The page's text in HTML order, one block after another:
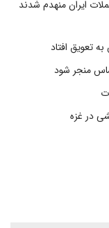
در حملات ایران منهدم شدند
تعویق افتاد
منجر شود
در غزه